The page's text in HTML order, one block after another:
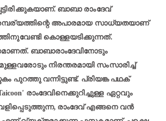
ബാബാ രാംദേവ്
അപാരമായ സാധ്യതയാണ്
കൊള്ളയടിക്കുന്നത്.
ബാബാരാംദേവിനോടും
നിരന്തരമായി സംസാരിച്ച്
പുറത്തു വന്നിട്ടുണ്ട്. പ്രിയങ്ക പഥക്
രാംദേവിനെക്കുറിച്ചുള്ള ഏറ്റവും
രാംദേവ് എങ്ങനെ വന്‍